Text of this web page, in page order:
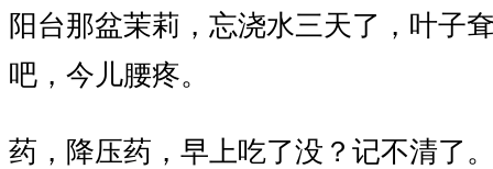
阳台那盆茉莉，忘浇水三天了，叶子
吧，今儿腰疼。
药，降压药，早上吃了没？记不清了